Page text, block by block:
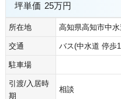
坪単価 25万円
所在地 高知県高知市中
交通 バス(中水道 停歩
駐車場
引渡/入居時
期
相談